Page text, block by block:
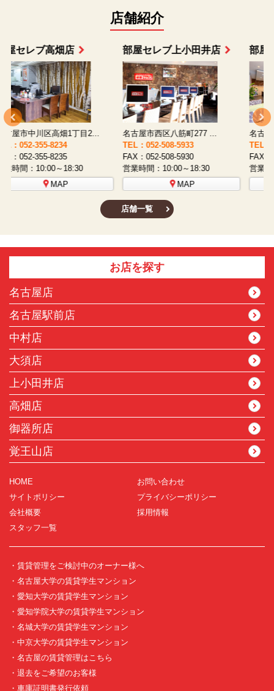
店舗紹介
部屋セレブ上小田井店
名古屋市西区八筋町277 ...
TEL：052-508-5933
FAX：052-508-5930
営業時間：10:00～18:30
部屋セレブ中村店
名古屋市中村区太閤通9-1...
TEL：052-481-0853
FAX：052-481-3587
営業時間：10:00～18:30
店舗一覧
お店を探す
名古屋店
名古屋駅前店
中村店
大須店
上小田井店
高畑店
御器所店
覚王山店
HOME
お問い合わせ
サイトポリシー
プライバシーポリシー
会社概要
採用情報
スタッフ一覧
・賃貸管理をご検討中のオーナー様へ
・名古屋大学の賃貸学生マンション
・愛知大学の賃貸学生マンション
・愛知学院大学の賃貸学生マンション
・名城大学の賃貸学生マンション
・中京大学の賃貸学生マンション
・名古屋の賃貸管理はこちら
・退去をご希望のお客様
・車庫証明書発行依頼